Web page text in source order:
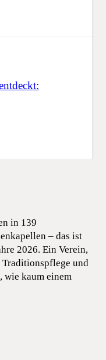
in 139
– das ist
2026. Ein Verein,
und
wie kaum einem